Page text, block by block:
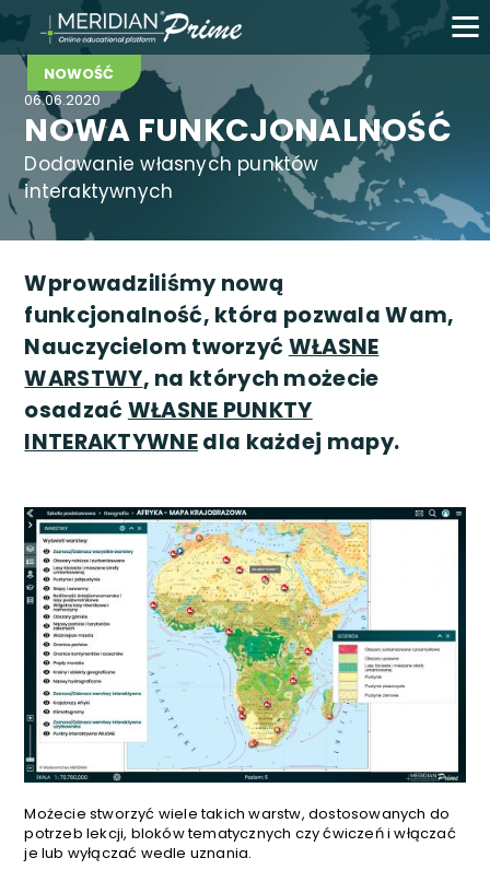
NOWOŚĆ
06.06.2020
NOWA FUNKCJONALNOŚĆ
Dodawanie własnych punktów
interaktywnych
Wprowadziliśmy nową
funkcjonalność, która pozwala Wam,
Nauczycielom tworzyć WŁASNE
WARSTWY, na których możecie
osadzać WŁASNE PUNKTY
INTERAKTYWNEdla każdej mapy.
Możecie stworzyć wiele takich warstw, dostosowanych do
potrzeb lekcji, bloków tematycznych czy ćwiczeń i włączać
je lub wyłączać wedle uznania.